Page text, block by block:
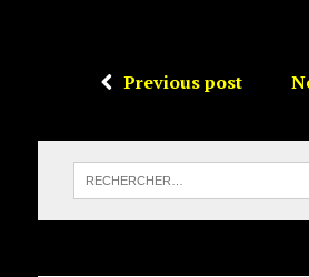
Previous post